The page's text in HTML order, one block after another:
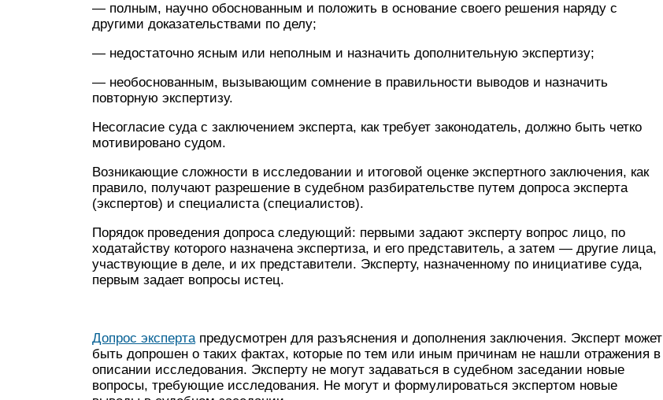
— полным, научно обоснованным и положить в основание своего решения наряду с
другими доказательствами по делу;
— недостаточно ясным или неполным и назначить дополнительную экспертизу;
— необоснованным, вызывающим сомнение в правильности выводов и назначить
повторную экспертизу.
Несогласие суда с заключением эксперта, как требует законодатель, должно быть четко
мотивировано судом.
Возникающие сложности в исследовании и итоговой оценке экспертного заключения, как
правило, получают разрешение в судебном разбирательстве путем допроса эксперта
(экспертов) и специалиста (специалистов).
Порядок проведения допроса следующий: первыми задают эксперту вопрос лицо, по
ходатайству которого назначена экспертиза, и его представитель, а затем — другие лица,
участвующие в деле, и их представители. Эксперту, назначенному по инициативе суда,
первым задает вопросы истец.
Допрос экспертапредусмотрен для разъяснения и дополнения заключения. Эксперт может
быть допрошен о таких фактах, которые по тем или иным причинам не нашли отражения в
описании исследования. Эксперту не могут задаваться в судебном заседании новые
вопросы, требующие исследования. Не могут и формулироваться экспертом новые